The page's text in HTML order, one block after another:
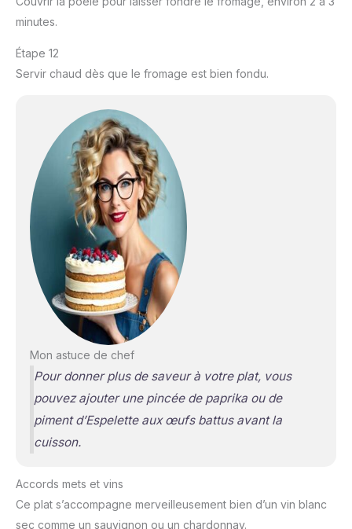
minutes.
Étape 12
Servir chaud dès que le fromage est bien fondu.
Mon astuce de chef
Pour donner plus de saveur à votre plat, vous
pouvez ajouter une pincée de paprika ou de
piment d’Espelette aux œufs battus avant la
cuisson.
Accords mets et vins
Ce plat s’accompagne merveilleusement bien d’un vin blanc
sec comme un sauvignon ou un chardonnay.